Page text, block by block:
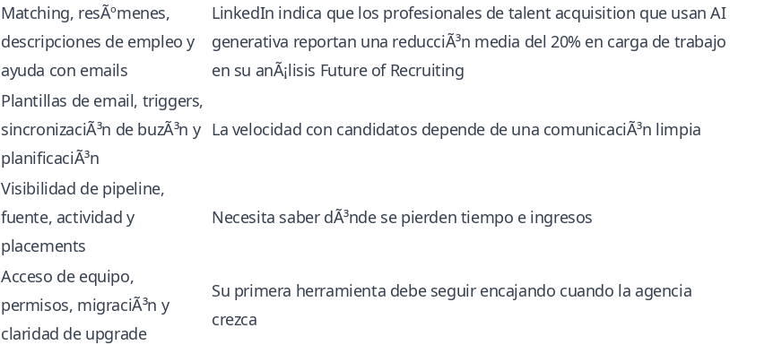
Matching, resÃºmenes,
descripciones de empleo y
ayuda con emails
LinkedIn indica que los profesionales de talent acquisition que usan AI
generativa reportan una reducciÃ³n media del 20% en carga de trabajo
en su anÃ¡lisis Future of Recruiting
Plantillas de email, triggers,
sincronizaciÃ³n de buzÃ³n y
planificaciÃ³n
La velocidad con candidatos depende de una comunicaciÃ³n limpia
Visibilidad de pipeline,
fuente, actividad y
placements
Necesita saber dÃ³nde se pierden tiempo e ingresos
Acceso de equipo,
permisos, migraciÃ³n y
claridad de upgrade
Su primera herramienta debe seguir encajando cuando la agencia
crezca